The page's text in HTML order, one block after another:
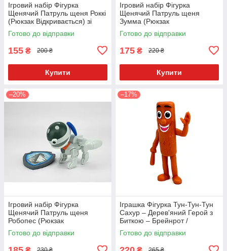
Ігровий набір Фігурка
Щенячий Патруль щеня Роккі
(Рюкзак Відкривається) зі
значком Укр. 9958-4
Готово до відправки
155 ₴ 200 ₴
Купити
Ігровий набір Фігурка
Щенячий Патруль щеня
Зумма (Рюкзак
Відкривається) зі значком
Укр. 9958-1
Готово до відправки
175 ₴ 220 ₴
Купити
–20%
Ігровий набір Фігурка
Щенячий Патруль щеня
Робопес (Рюкзак
Відкривається) зі значком
Укр. 9958-8
Готово до відправки
–17%
Іграшка Фігурка Тун-Тун-Тун
Сахур – Дерев'яний Герой з
Биткою – Брейнрот /
Італійські Меми – 11 см
Готово до відправки